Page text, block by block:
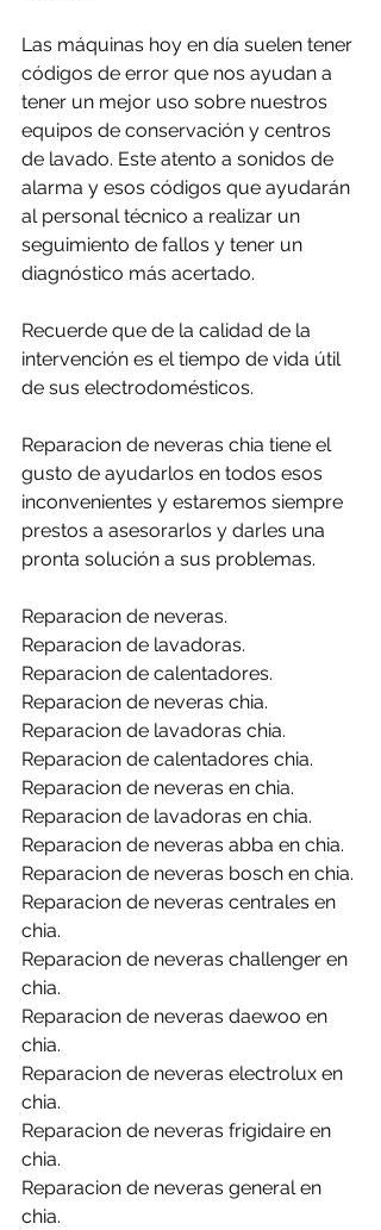
Las máquinas hoy en día suelen tener
códigos de error que nos ayudan a
tener un mejor uso sobre nuestros
equipos de conservación y centros
de lavado. Este atento a sonidos de
alarma y esos códigos que ayudarán
al personal técnico a realizar un
seguimiento de fallos y tener un
diagnóstico más acertado.
Recuerde que de la calidad de la
intervención es el tiempo de vida útil
de sus electrodomésticos.
Reparacion de neveras chia tiene el
gusto de ayudarlos en todos esos
inconvenientes y estaremos siempre
prestos a asesorarlos y darles una
pronta solución a sus problemas.
Reparacion de neveras.
Reparacion de lavadoras.
Reparacion de calentadores.
Reparacion de neveras chia.
Reparacion de lavadoras chia.
Reparacion de calentadores chia.
Reparacion de neveras en chia.
Reparacion de lavadoras en chia.
Reparacion de neveras abba en chia.
Reparacion de neveras bosch en chia.
Reparacion de neveras centrales en
chia.
Reparacion de neveras challenger en
chia.
Reparacion de neveras daewoo en
chia.
Reparacion de neveras electrolux en
chia.
Reparacion de neveras frigidaire en
chia.
Reparacion de neveras general en
chia.